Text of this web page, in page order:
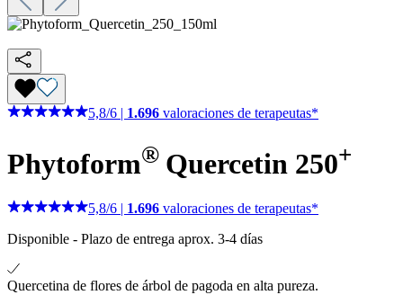
5,8/6 1.696 valoraciones de terapeutas*
Phytoform® Quercetin 250+
5,8/6 | 1.696 valoraciones de terapeutas*
Disponible - Plazo de entrega aprox. 3-4 días
Quercetina de flores de árbol de pagoda en alta pureza.